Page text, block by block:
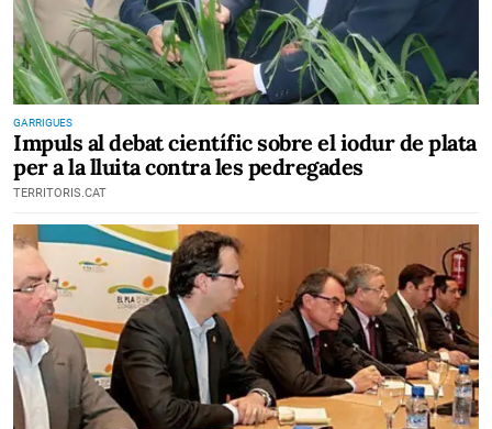
GARRIGUES
Impuls al debat científic sobre el iodur de plata
per a la lluita contra les pedregades
TERRITORIS.CAT